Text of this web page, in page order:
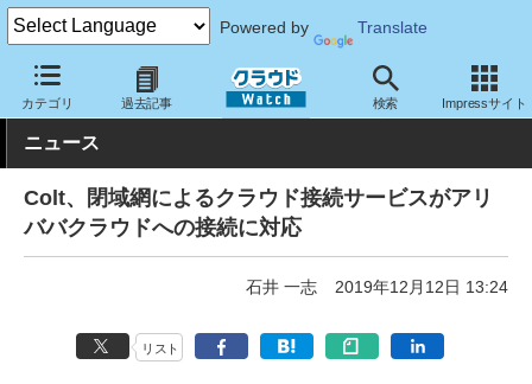
Powered by Translate
カテゴリ 過去記事 検索 Impressサイト
クラウド Watch ネットワーク 通信インフラ
ニュース
Colt、閉域網によるクラウド接続サービスがアリ
ババクラウドへの接続に対応
石井 一志 2019年12月12日 13:24
リスト